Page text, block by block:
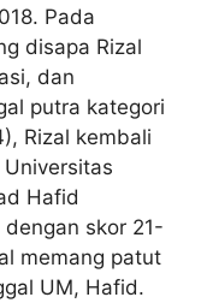
Pada
disapa Rizal
dan
putra kategori
Rizal kembali
Hafid
skor 21-
memang patut
UM, Hafid.